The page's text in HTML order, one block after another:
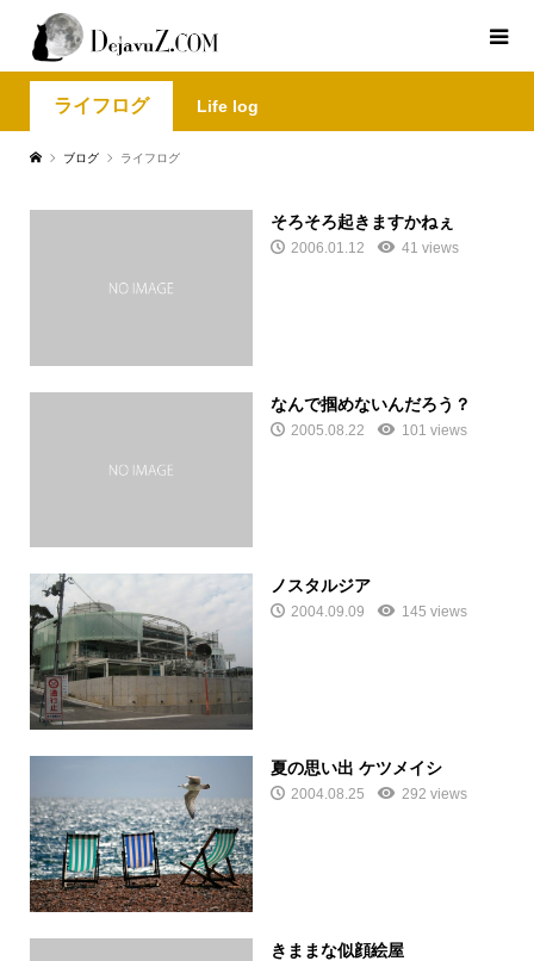
ライフログ Life log
ブログ ライフログ
そろそろ起きますかねぇ
2006.01.12 41 views
なんで掴めないんだろう？
2005.08.22 101 views
ノスタルジア
2004.09.09 145 views
夏の思い出 ケツメイシ
2004.08.25 292 views
きままな似顔絵屋